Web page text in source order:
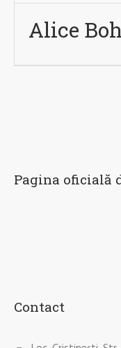
Alice
Pagina oficială
Contact